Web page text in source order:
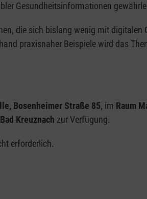
Gesundheitsinformationen
die sich bislang wenig mit
praxisnaher Beispiele wird das
Bosenheimer Straße 85, im Raum
Kreuznach zur Verfügung.
erforderlich.